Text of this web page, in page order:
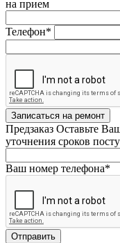
на прием
Телефон*
Записаться на ремонт
Предзаказ Оставьте
уточнения сроков
Ваш номер телефона*
Отправить